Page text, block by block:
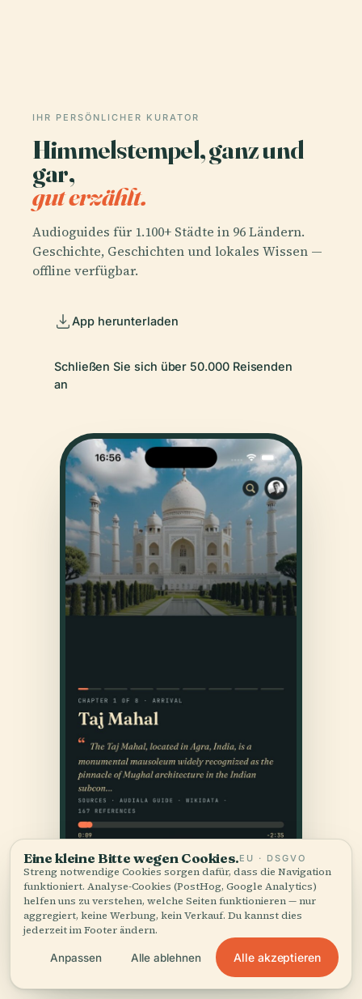
IHR PERSÖNLICHER KURATOR
Himmelstempel, ganz und
gar,
gut erzählt.
Audioguides für 1.100+ Städte in 96 Ländern.
Geschichte, Geschichten und lokales Wissen —
offline verfügbar.
App herunterladen
Schließen Sie sich über 50.000 Reisenden
an
Eine kleine Bitte wegen Cookies.EU · DSGVO
Streng notwendige Cookies sorgen dafür, dass die Navigation
funktioniert. Analyse-Cookies (PostHog, Google Analytics)
helfen uns zu verstehen, welche Seiten funktionieren — nur
aggregiert, keine Werbung, kein Verkauf. Du kannst dies
jederzeit im Footer ändern.
Anpassen Alle ablehnen Alle akzeptieren